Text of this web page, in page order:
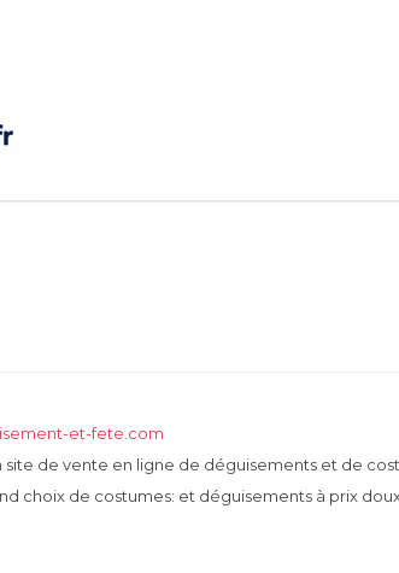
et Fete
de vente en ligne de déguisements et de
choix de costumes: et déguisements à prix